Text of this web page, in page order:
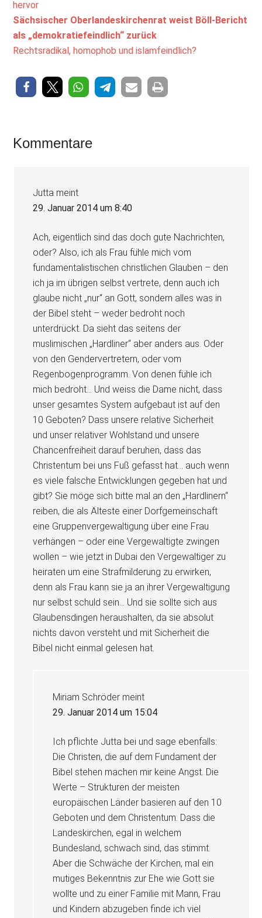
hervor
Sächsischer Oberlandeskirchenrat weist Böll-Bericht
als „demokratiefeindlich“ zurück
Rechtsradikal, homophob und islamfeindlich?
Leser-
Kommentare
Jutta meint
29. Januar 2014 um 8:40
Ach, eigentlich sind das doch gute Nachrichten,
oder? Also, ich als Frau fühle mich vom
fundamentalistischen christlichen Glauben – den
ich ja im übrigen selbst vertrete, denn auch ich
glaube nicht „nur“ an Gott, sondern alles was in
der Bibel steht – weder bedroht noch
unterdrückt. Da sieht das seitens der
muslimischen „Hardliner“ aber anders aus. Oder
von den Gendervertretern, oder vom
Regenbogenprogramm. Von denen fühle ich
mich bedroht… Und weiss die Dame nicht, dass
unser gesamtes System aufgebaut ist auf den
10 Geboten? Dass unsere relative Sicherheit
und unser relativer Wohlstand und unsere
Chancenfreiheit darauf beruhen, dass das
Christentum bei uns Fuß gefasst hat… auch wenn
es viele falsche Entwicklungen gegeben hat und
gibt? Sie möge sich bitte mal an den „Hardlinern“
reiben, die als Älteste einer Dorfgemeinschaft
eine Gruppenvergewaltigung über eine Frau
verhängen – oder eine Vergewaltigte zwingen
wollen – wie jetzt in Dubai den Vergewaltiger zu
heiraten um eine Strafmilderung zu erwirken,
denn als Frau kann sie ja an ihrer Vergewaltigung
nur selbst schuld sein… Und sie sollte sich aus
Glaubensdingen heraushalten, da sie absolut
nichts davon versteht und mit Sicherheit die
Bibel nicht einmal gelesen hat.
Miriam Schröder meint
29. Januar 2014 um 15:04
Ich pflichte Jutta bei und sage ebenfalls:
Die Christen, die auf dem Fundament der
Bibel stehen machen mir keine Angst. Die
Werte – Strukturen der meisten
europäischen Länder basieren auf den 10
Geboten und dem Christentum. Dass die
Landeskirchen, egal in welchem
Bundesland, schwach sind, das stimmt.
Aber die Schwäche der Kirchen, mal ein
mutiges Bekenntnis zur Ehe wie Gott sie
wollte und zu einer Familie mit Mann, Frau
und Kindern abzugeben finde ich viel